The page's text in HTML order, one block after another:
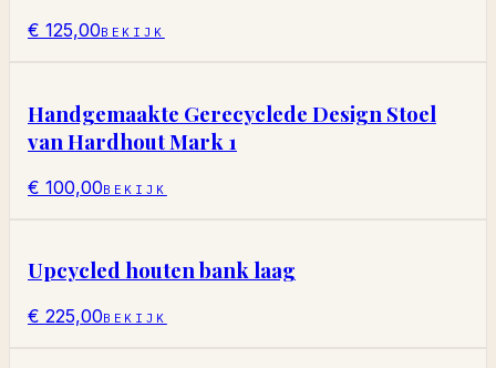
€ 125,00BEKIJK
Handgemaakte Gerecyclede Design Stoel
van Hardhout Mark 1
€ 100,00BEKIJK
Upcycled houten bank laag
€ 225,00BEKIJK